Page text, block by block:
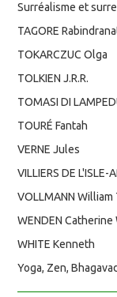
Surréalisme et
TAGORE
TOKARCZUC Olga
TOLKIEN J.R.R.
TOMASI DI
TOURÉ Fantah
VERNE Jules
VILLIERS DE L'ISLE-
VOLLMANN William
WENDEN
WHITE Kenneth
Yoga, Zen,